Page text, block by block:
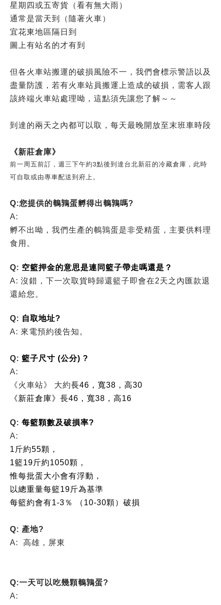
星期四或五寄貨（看有無大雨）
通常是當天到（隨著火車）
宜花東地區隔日到
圖上有站名的才有到
但各火車站搬運的破損風險不一，我們會標示警語以及
盡量防護，若有火車站員搬運上造成的破損，需客人跟
該終端火車站處理呦，這點須先讓您了解～～
到達的兩天之內都可以取，每天最晚開放至末班車時段
《新莊倉庫》
前一周五前訂，週三下午約3點後到達台北新莊的冷藏倉庫，此時
可自取或由專車配送到府上。
Q:您提供的鵪鶉蛋孵得出鵪鶉嗎?
A:
孵不出呦，我們生產的鵪鶉蛋是非受精蛋，主要供料理
食用。
Q: 空籃押金的意思是連同籃子帶走嗎還是？
A: 沒錯，下一次取貨時歸還籃子即會在2天之內匯款退
還給您。
Q: 自取地址?
A: 來電預約後告知。
Q: 籃子尺寸 (公分) ?
A:
《火車站》 大約長46，寬38，高30
《新莊倉庫》長46，寬38，高16
Q: 每籃顆數及破損率?
A:
1斤約55顆，
1籃19斤約1050顆，
惟每批蛋大小會有浮動，
以總重量每籃19斤為基準
每籃約會有1-3％ （10-30顆）破損
Q: 產地?
A: 高雄，屏東
Q:一天可以吃幾顆鵪鶉蛋?
A: